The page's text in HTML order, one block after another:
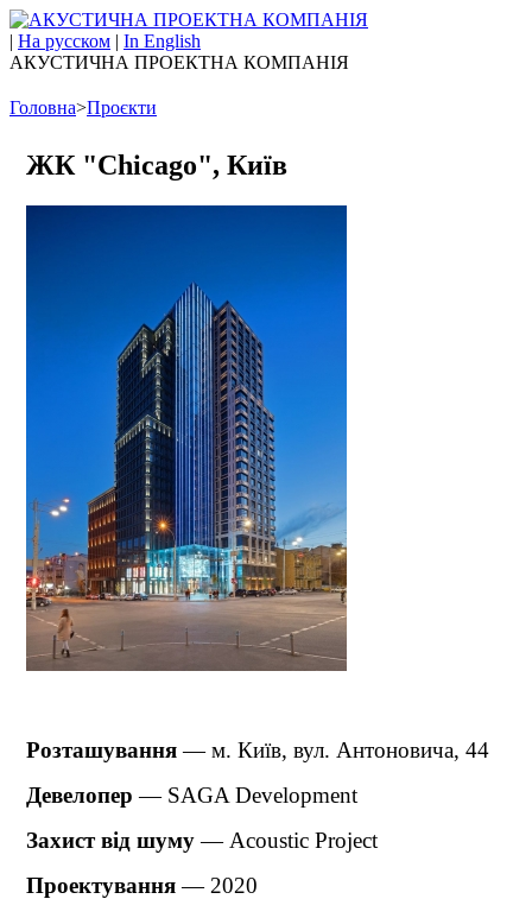
| На русском | In English
АКУСТИЧНА ПРОЕКТНА КОМПАНІЯ
Головна>Проєкти
ЖК "Chicago", Київ
Розташування— м. Київ, вул. Антоновича, 44
Девелопер— SAGA Development
Захист від шуму— Acoustic Project
Проектування— 2020